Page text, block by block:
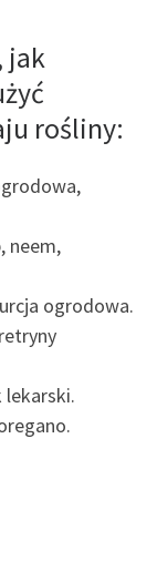
jak
rośliny:
neem,
ogrodowa.